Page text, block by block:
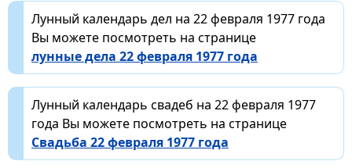
Лунный календарь дел на 22 февраля 1977 года
Вы можете посмотреть на странице
лунные дела 22 февраля 1977 года
Лунный календарь свадеб на 22 февраля 1977
года Вы можете посмотреть на странице
Свадьба 22 февраля 1977 года